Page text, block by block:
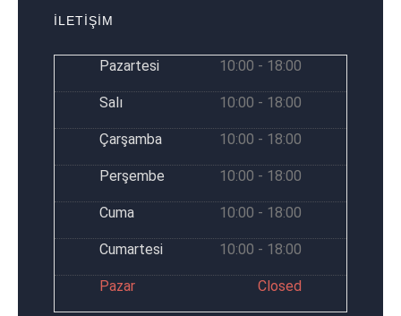
İLETİŞİM
Pazartesi 10:00 - 18:00
Salı 10:00 - 18:00
Çarşamba 10:00 - 18:00
Perşembe 10:00 - 18:00
Cuma 10:00 - 18:00
Cumartesi 10:00 - 18:00
Pazar Closed